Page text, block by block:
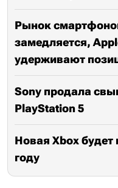
Рынок
замедляется,
удерживают
Sony продала
PlayStation 5
Новая Xbox будет
году